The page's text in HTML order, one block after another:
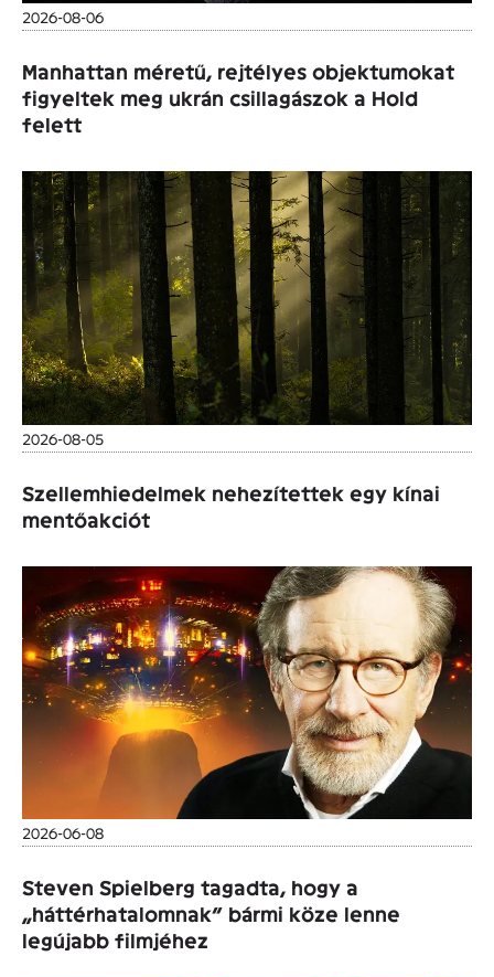
2026-08-06
Manhattan méretű, rejtélyes objektumokat
figyeltek meg ukrán csillagászok a Hold
felett
2026-08-05
Szellemhiedelmek nehezítettek egy kínai
mentőakciót
2026-06-08
Steven Spielberg tagadta, hogy a
„háttérhatalomnak” bármi köze lenne
legújabb filmjéhez